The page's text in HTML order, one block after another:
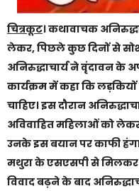
चित्रकूट। कथावाचक
लेकर, पिछले कुछ दिनों से
अनिरुद्धाचार्य ने वृंदावन के
कार्यक्रम में कहा कि लड़कियों
चाहिए। इस दौरान
अविवाहित महिलाओं को
उनके इस बयान पर काफी
मथुरा के एसएसपी से मिलकर
विवाद बढ़ने के बाद